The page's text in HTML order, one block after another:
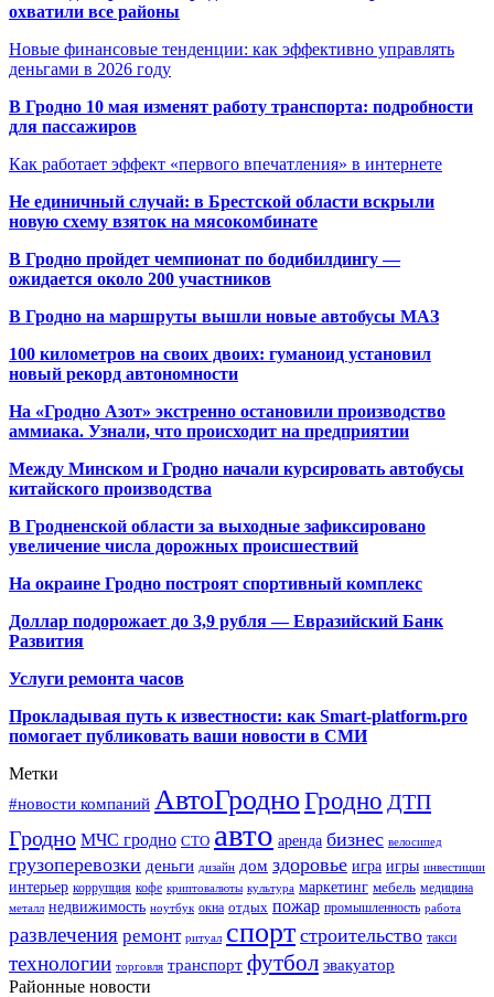
охватили все районы
Новые финансовые тенденции: как эффективно управлять
деньгами в 2026 году
В Гродно 10 мая изменят работу транспорта: подробности
для пассажиров
Как работает эффект «первого впечатления» в интернете
Не единичный случай: в Брестской области вскрыли
новую схему взяток на мясокомбинате
В Гродно пройдет чемпионат по бодибилдингу —
ожидается около 200 участников
В Гродно на маршруты вышли новые автобусы МАЗ
100 километров на своих двоих: гуманоид установил
новый рекорд автономности
На «Гродно Азот» экстренно остановили производство
аммиака. Узнали, что происходит на предприятии
Между Минском и Гродно начали курсировать автобусы
китайского производства
В Гродненской области за выходные зафиксировано
увеличение числа дорожных происшествий
На окраине Гродно построят спортивный комплекс
Доллар подорожает до 3,9 рубля — Евразийский Банк
Развития
Услуги ремонта часов
Прокладывая путь к известности: как Smart-platform.pro
помогает публиковать ваши новости в СМИ
Метки
#новости компаний АвтоГродноГродно ДТП
Гродно МЧС гродно СТО авто аренда бизнес велосипед
грузоперевозки деньги дизайн дом здоровье игра игры инвестиции
интерьер коррупция кофе криптовалюты культура маркетинг мебель медицина
металл недвижимость ноутбук окна отдых пожар промышленность работа
развлечения ремонт ритуал спорт строительство такси
технологии торговля транспорт футбол эвакуатор
Районные новости